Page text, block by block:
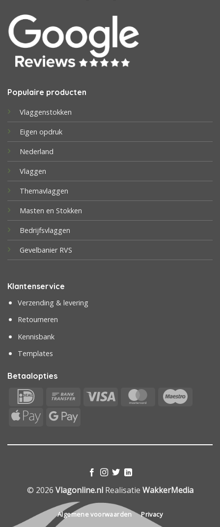
Populaire producten
Vlaggenstokken
Eigen opdruk
Nederland
Vlaggen
Themavlaggen
Masten en Stokken
Bedrijfsvlaggen
Gevelbanier RVS
Klantenservice
Verzending & levering
Retourneren
Kennisbank
Templates
Betaalopties
IDeal
Bank
Visa MasterCard
Apple
Google
© 2026 Vlagonline.nlRealisatie WakkerMedia
Algemene voorwaarden Privacy